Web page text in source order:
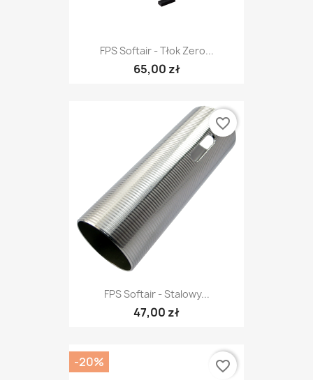
FPS Softair - Tłok Zero...
65,00 zł
FPS Softair - Stalowy...
47,00 zł
favorite_border
-20% favorite_border